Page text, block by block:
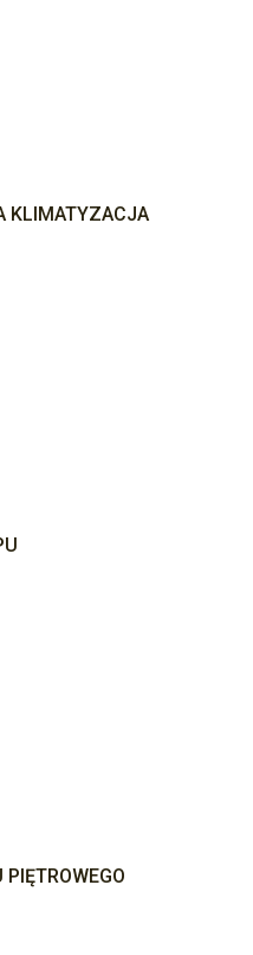
KLIMATYZACJA